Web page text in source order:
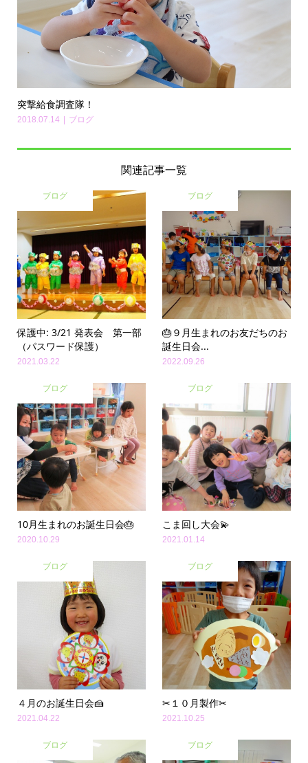
突撃給食調査隊！
2018.07.14 ブログ
関連記事一覧
ブログ
保護中: 3/21 発表会 第一部
（パスワード保護）
2021.03.22
ブログ
🎂９月生まれのお友だちのお
誕生日会...
2022.09.26
ブログ
10月生まれのお誕生日会🎂
2020.10.29
ブログ
こま回し大会💫
2021.01.14
ブログ
４月のお誕生日会🍰
2021.04.22
ブログ
✂１０月製作✂
2021.10.25
ブログ ブログ